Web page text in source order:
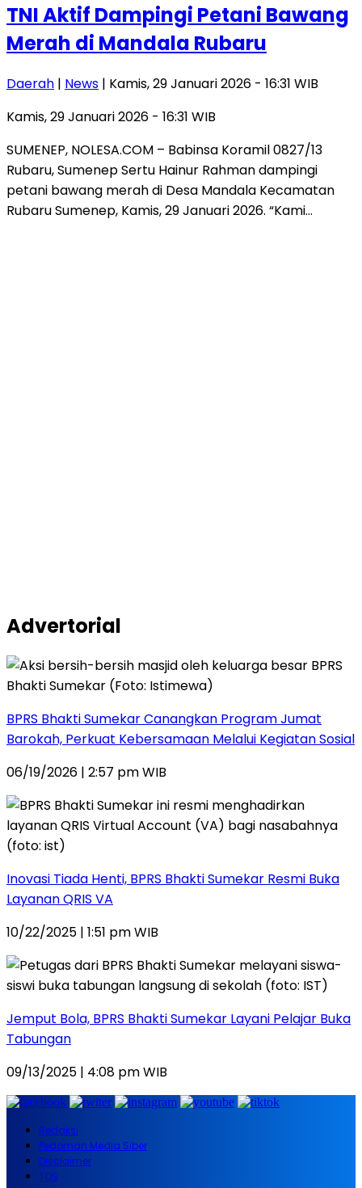
TNI Aktif Dampingi Petani Bawang
Merah di Mandala Rubaru
Daerah | News | Kamis, 29 Januari 2026 - 16:31 WIB
Kamis, 29 Januari 2026 - 16:31 WIB
SUMENEP, NOLESA.COM – Babinsa Koramil 0827/13
Rubaru, Sumenep Sertu Hainur Rahman dampingi
petani bawang merah di Desa Mandala Kecamatan
Rubaru Sumenep, Kamis, 29 Januari 2026. “Kami…
Advertorial
BPRS Bhakti Sumekar Canangkan Program Jumat
Barokah, Perkuat Kebersamaan Melalui Kegiatan Sosial
06/19/2026 | 2:57 pm WIB
Inovasi Tiada Henti, BPRS Bhakti Sumekar Resmi Buka
Layanan QRIS VA
10/22/2025 | 1:51 pm WIB
Jemput Bola, BPRS Bhakti Sumekar Layani Pelajar Buka
Tabungan
09/13/2025 | 4:08 pm WIB
Redaksi
Pedoman Media Siber
Disclaimer
TOS